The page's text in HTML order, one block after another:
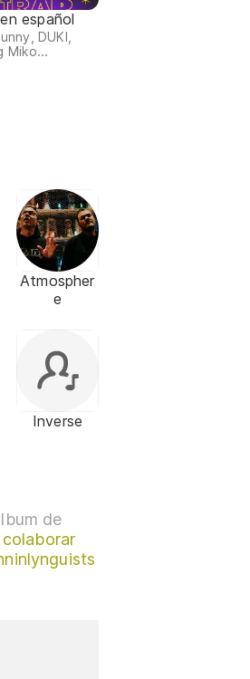
español
DUKI,
Miko...
Atmospher
e
Inverse
de
colaborar